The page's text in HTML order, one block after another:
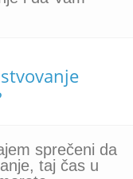
sprečeni da
taj čas u